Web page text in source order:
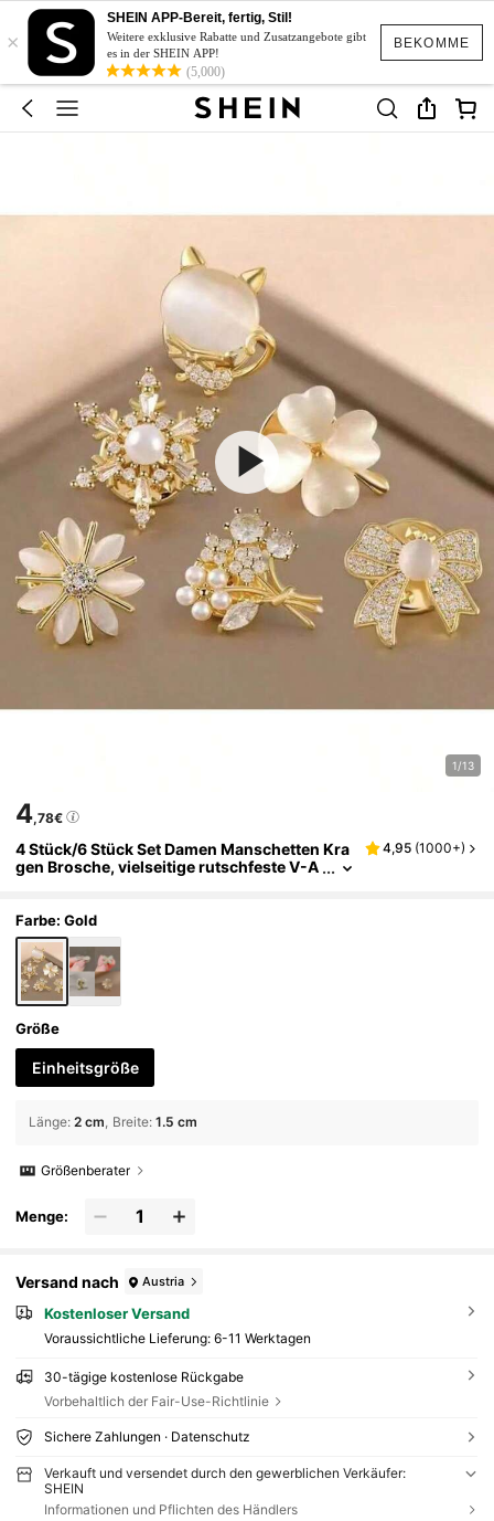
BEKOMME
×
SHEIN APP-Bereit, fertig, Stil!
Weitere exklusive Rabatte und Zusatzangebote gibt
es in der SHEIN APP!
(5,000)
1/13
4,78€
4 Stück/6 Stück Set Damen Manschetten Kra
gen Brosche, vielseitige rutschfeste V-A
Büro Accessoires Hemden Jacke Schmuck
Weihnachten Halloween Kleidung Pin Lustig
Süß Lehrer Geschenke
4,95 (1000+)
Farbe: Gold
Größe
Einheitsgröße
Länge: 2 cm Breite: 1.5 cm
Größenberater
Menge:
Versand nach Austria
Kostenloser Versand
Voraussichtliche Lieferung: 6-11 Werktagen
30-tägige kostenlose Rückgabe
Vorbehaltlich der Fair-Use-Richtlinie
Sichere Zahlungen · Datenschutz
Verkauft und versendet durch den gewerblichen Verkäufer:
SHEIN
Informationen und Pflichten des Händlers